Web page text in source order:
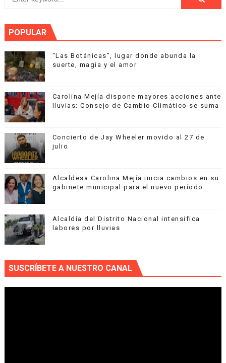
POPULAR
“Las Botánicas”, lugar donde abunda la
suerte, magia y el amor
Carolina Mejía dispone mayores acciones ante
lluvias; Consejo de Cambio Climático se suma
Concierto de Jay Wheeler movido al 27 de
julio
Alcaldesa Carolina Mejía inicia cambios en su
gabinete municipal para el nuevo período
Alcaldía del Distrito Nacional intensifica
labores por lluvias
SUSCRÍBETE A NUESTRO CANAL